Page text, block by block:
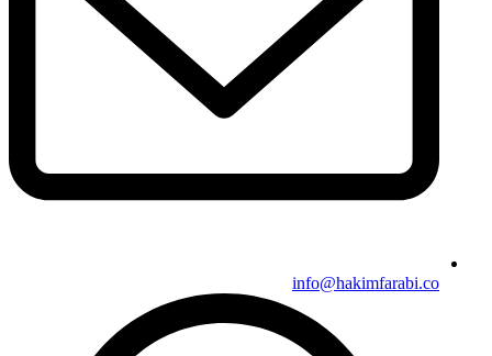
info@hakimfarabi.co